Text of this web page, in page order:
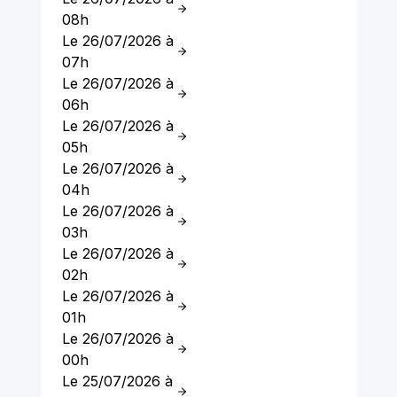
08h
Le 26/07/2026 à
07h
Le 26/07/2026 à
06h
Le 26/07/2026 à
05h
Le 26/07/2026 à
04h
Le 26/07/2026 à
03h
Le 26/07/2026 à
02h
Le 26/07/2026 à
01h
Le 26/07/2026 à
00h
Le 25/07/2026 à